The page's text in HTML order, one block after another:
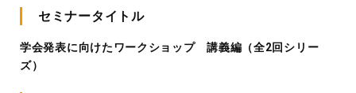
セミナータイトル
学会発表に向けたワークショップ 講義編（全2回シリー
ズ）